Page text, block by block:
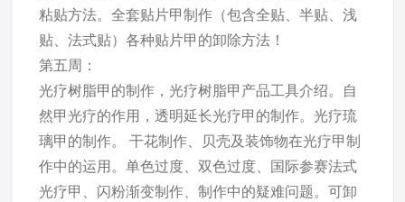
粘贴方法。全套贴片甲制作（包含全贴、半贴、浅
贴、法式贴）各种贴片甲的卸除方法！
第五周：
光疗树脂甲的制作，光疗树脂甲产品工具介绍。自
然甲光疗的作用，透明延长光疗甲的制作。光疗琉
璃甲的制作。 干花制作、贝壳及装饰物在光疗甲制
作中的运用。单色过度、双色过度、国际参赛法式
光疗甲、闪粉渐变制作、制作中的疑难问题。可卸